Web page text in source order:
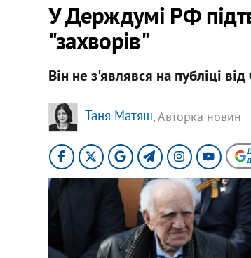
У Держдумі РФ
"захворів"
Він не з'являвся на публіці
Таня Матяш, Авторка новин